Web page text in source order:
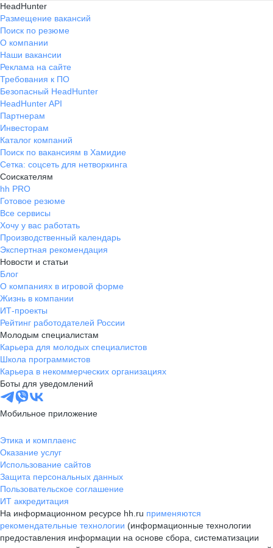
HeadHunter
Размещение вакансий
Поиск по резюме
О компании
Наши вакансии
Реклама на сайте
Требования к ПО
Безопасный HeadHunter
HeadHunter API
Партнерам
Инвесторам
Каталог компаний
Поиск по вакансиям в Хамидие
Сетка: соцсеть для нетворкинга
Соискателям
hh PRO
Готовое резюме
Все сервисы
Хочу у вас работать
Производственный календарь
Экспертная рекомендация
Новости и статьи
Блог
О компаниях в игровой форме
Жизнь в компании
ИТ-проекты
Рейтинг работодателей России
Молодым специалистам
Карьера для молодых специалистов
Школа программистов
Карьера в некоммерческих организациях
Боты для уведомлений
Мобильное приложение
Этика и комплаенс
Оказание услуг
Использование сайтов
Защита персональных данных
Пользовательское соглашение
ИТ аккредитация
На информационном ресурсе hh.ru применяются
рекомендательные технологии (информационные технологии
предоставления информации на основе сбора, систематизации